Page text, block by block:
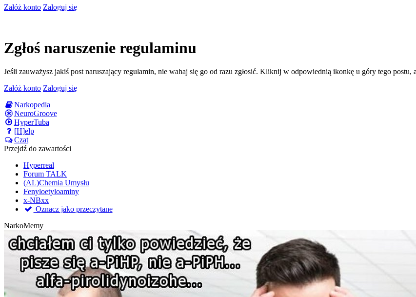
Załóż konto Zaloguj się
Zgłoś naruszenie regulaminu
Jeśli zauważysz jakiś post naruszający regulamin, nie wahaj się go od razu zgłosić. Kliknij w odpowiednią ikonkę u góry tego
Załóż konto Zaloguj się
Narkopedia
NeuroGroove
HyperTuba
[H]elp
Czat
Przejdź do zawartości
Hyperreal
Forum TALK
(AL)Chemia Umysłu
Fenyloetyloaminy
x-NBxx
Oznacz jako przeczytane
NarkoMemy